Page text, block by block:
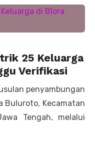
25 Keluarga
Verifikasi
penyambungan
Buluroto, Kecamatan
Tengah, melalui